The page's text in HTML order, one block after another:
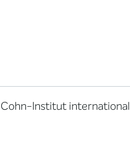
Institut international